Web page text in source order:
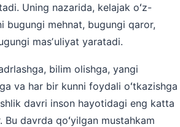
Uning nazarida, kelajak oʻz-
bugungi mehnat, bugungi qaror,
masʼuliyat yaratadi.
bilim olishga, yangi
va har bir kunni foydali oʻtkazishga
davri inson hayotidagi eng katta
davrda qoʻyilgan mustahkam